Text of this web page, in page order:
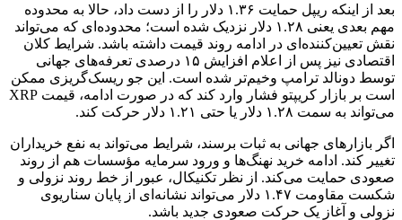
بعد از اینکه ریپل حمایت ۱.۳۶ دلار را از دست داد، حالا به محدوده
مهم بعدی یعنی ۱.۲۸ دلار نزدیک شده است؛ محدوده‌ای که می‌تواند
در ادامه روند قیمت داشته باشد. شرایط کلان
اقتصادی نیز پس از اعلام افزایش ۱۵ درصدی تعرفه‌های جهانی
دونالد ترامپ وخیم‌تر شده است. این جو ریسک‌گریزی ممکن
است بر بازار کریپتو فشار وارد کند که در صورت ادامه، قیمت XRP
۱.۲۸ دلار یا حتی ۱.۲۱ دلار حرکت کند.
جهانی به ثبات برسند، شرایط می‌تواند به نفع خریداران
کند. ادامه خرید نهنگ‌ها و ورود سرمایه مؤسسات هم از روند
حمایت می‌کند. از نظر تکنیکال، عبور از خط روند نزولی و
شکست مقاومت ۱.۴۷ دلار می‌تواند نشانه‌ای از پایان سناریوی
و آغاز یک حرکت صعودی جدید باشد.